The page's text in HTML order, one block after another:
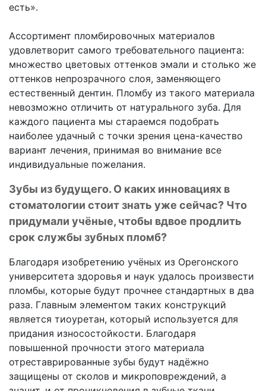
есть».
Ассортимент пломбировочных материалов
удовлетворит самого требовательного пациента:
множество цветовых оттенков эмали и столько же
оттенков непрозрачного слоя, заменяющего
естественный дентин. Пломбу из такого материала
невозможно отличить от натурального зуба. Для
каждого пациента мы стараемся подобрать
наиболее удачный с точки зрения цена-качество
вариант лечения, принимая во внимание все
индивидуальные пожелания.
Зубы из будущего. О каких инновациях в
стоматологии стоит знать уже сейчас? Что
придумали учёные, чтобы вдвое продлить
срок службы зубных пломб?
Благодаря изобретению учёных из Орегонского
университета здоровья и наук удалось произвести
пломбы, которые будут прочнее стандартных в два
раза. Главным элементом таких конструкций
является тиоуретан, который используется для
придания износостойкости. Благодаря
повышенной прочности этого материала
отреставрированные зубы будут надёжно
защищены от сколов и микроповреждений, а